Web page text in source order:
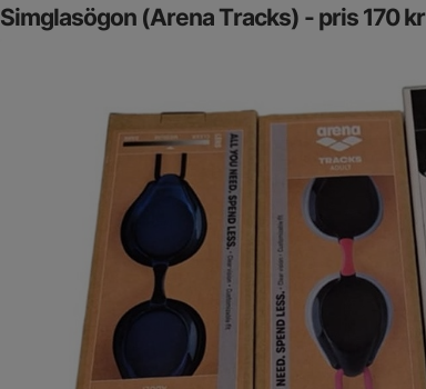
Simglasögon (Arena Tracks) - pris 170 kr